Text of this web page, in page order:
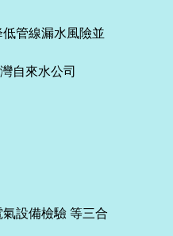
管線漏水風險並
自來水公司
設備檢驗 等三合